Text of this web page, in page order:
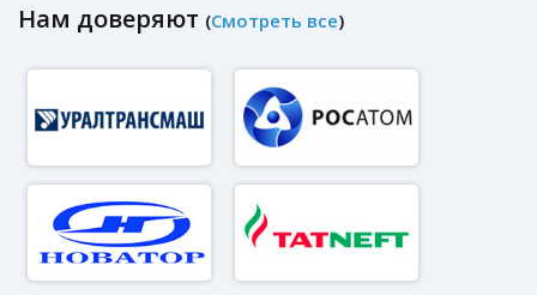
Нам доверяют (Смотреть все)